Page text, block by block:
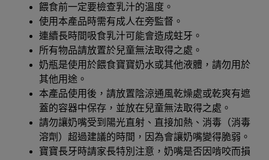
餵食前一定要檢查乳汁的溫度。
使用本產品時需有成人在旁監督。
連續長時間吸食乳汁可能會造成蛀牙。
所有物品請放置於兒童無法取得之處。
奶瓶是使用於餵食寶寶奶水或其他液體，請勿用於
其他用途。
本產品使用後，請放置陰涼通風乾燥處或乾爽有遮
蓋的容器中保存，並放在兒童無法取得之處。
請勿讓奶嘴受到陽光直射、直接加熱、消毒（消毒
溶劑）超過建議的時間，因為會讓奶嘴變得脆弱。
寶寶長牙時請家長特別注意，奶嘴是否因啃咬而損